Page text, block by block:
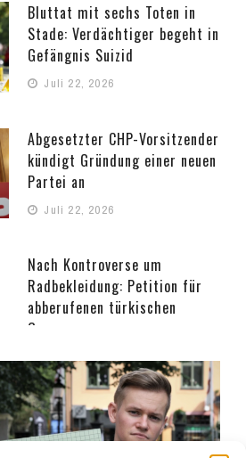
Bluttat mit sechs Toten in
Stade: Verdächtiger begeht in
Gefängnis Suizid
Juli 22, 2026
Abgesetzter CHP-Vorsitzender
kündigt Gründung einer neuen
Partei an
Juli 22, 2026
Nach Kontroverse um
Radbekleidung: Petition für
abberufenen türkischen
Gouverneur
Juli 22, 2026
Türkisch-amerikanischer
Aktivist widmet IRF-Preis den
Opfern der Repression in der